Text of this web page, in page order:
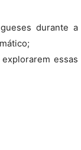
durante a
essas